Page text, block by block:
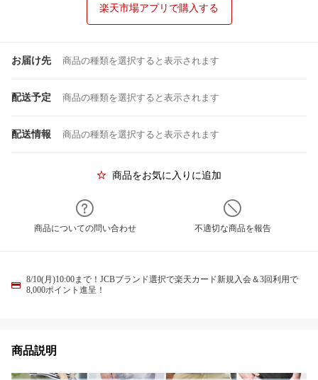
楽天市場アプリで購入する
お届け先 商品の種類を選択すると表示されます
配送予定 商品の種類を選択すると表示されます
配送情報 商品の種類を選択すると表示されます
商品をお気に入りに追加
商品についての問い合わせ 不適切な商品を報告
8/10(月)10:00まで！JCBブランド選択で楽天カード新規入会＆3回利用で
8,000ポイント進呈！
商品説明